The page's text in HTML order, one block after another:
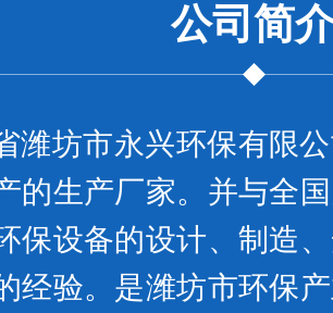
公司 简
潍坊市永兴环保有限
的生产厂家。并与全
保设备的设计、制造
经验。是潍坊市环保